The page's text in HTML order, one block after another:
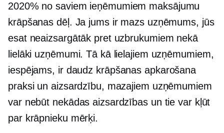
2020% no saviem ieņēmumiem maksājumu
krāpšanas dēļ. Ja jums ir mazs uzņēmums, jūs
esat neaizsargātāk pret uzbrukumiem nekā
lielāki uzņēmumi. Tā kā lielajiem uzņēmumiem,
iespējams, ir daudz krāpšanas apkarošana
praksi un aizsardzību, mazajiem uzņēmumiem
var nebūt nekādas aizsardzības un tie var kļūt
par krāpnieku mērķi.